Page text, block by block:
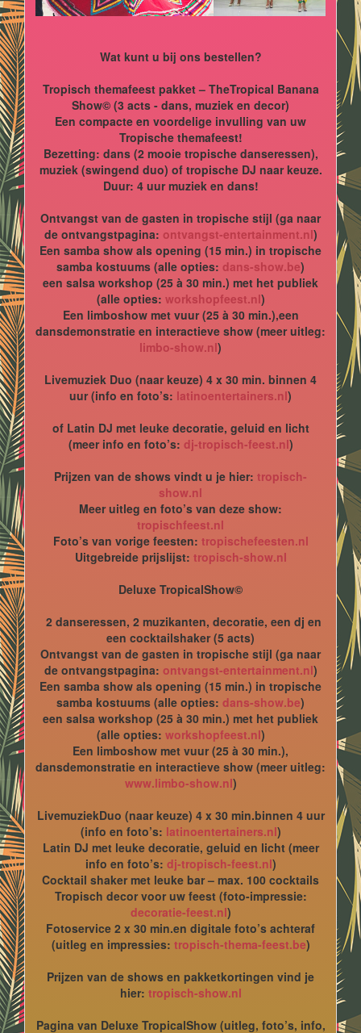
Wat kunt u bij ons bestellen?
Tropisch themafeest pakket – TheTropical Banana
Show© (3 acts - dans, muziek en decor)
Een compacte en voordelige invulling van uw
Tropische themafeest!
Bezetting: dans (2 mooie tropische danseressen),
muziek (swingend duo) of tropische DJ naar keuze.
Duur: 4 uur muziek en dans!
Ontvangst van de gasten in tropische stijl (ga naar
de ontvangstpagina: ontvangst-entertainment.nl)
Een samba show als opening (15 min.) in tropische
samba kostuums (alle opties: dans-show.be)
een salsa workshop (25 à 30 min.) met het publiek
(alle opties: workshopfeest.nl)
Een limboshow met vuur (25 à 30 min.),een
dansdemonstratie en interactieve show (meer uitleg:
limbo-show.nl)
Livemuziek Duo (naar keuze) 4 x 30 min. binnen 4
uur (info en foto’s: latinoentertainers.nl)
of Latin DJ met leuke decoratie, geluid en licht
(meer info en foto’s: dj-tropisch-feest.nl)
Prijzen van de shows vindt u je hier: tropisch-
show.nl
Meer uitleg en foto’s van deze show:
tropischfeest.nl
Foto’s van vorige feesten: tropischefeesten.nl
Uitgebreide prijslijst: tropisch-show.nl
Deluxe TropicalShow©
2 danseressen, 2 muzikanten, decoratie, een dj en
een cocktailshaker (5 acts)
Ontvangst van de gasten in tropische stijl (ga naar
de ontvangstpagina: ontvangst-entertainment.nl)
Een samba show als opening (15 min.) in tropische
samba kostuums (alle opties: dans-show.be)
een salsa workshop (25 à 30 min.) met het publiek
(alle opties: workshopfeest.nl)
Een limboshow met vuur (25 à 30 min.),
dansdemonstratie en interactieve show (meer uitleg:
www.limbo-show.nl)
LivemuziekDuo (naar keuze) 4 x 30 min.binnen 4 uur
(info en foto’s: latinoentertainers.nl)
Latin DJ met leuke decoratie, geluid en licht (meer
info en foto’s: dj-tropisch-feest.nl)
Cocktail shaker met leuke bar – max. 100 cocktails
Tropisch decor voor uw feest (foto-impressie:
decoratie-feest.nl)
Fotoservice 2 x 30 min.en digitale foto’s achteraf
(uitleg en impressies: tropisch-thema-feest.be)
Prijzen van de shows en pakketkortingen vind je
hier: tropisch-show.nl
Pagina van Deluxe TropicalShow (uitleg, foto’s, info,